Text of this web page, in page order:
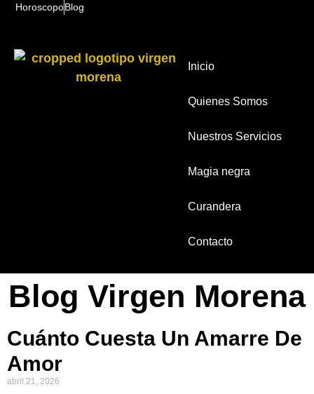
HoroscopoBlog
Inicio
Quienes Somos
Nuestros Servicios
Magia negra
Curandera
Contacto
Blog Virgen Morena
Cuánto Cuesta Un Amarre De
Amor
abril 21, 2026